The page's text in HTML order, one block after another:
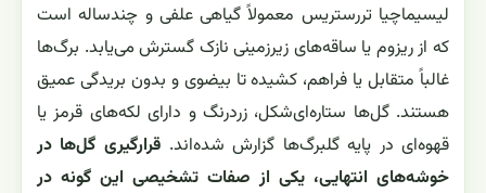
لیسیماچیا تررستریس معمولاً گیاهی علفی و چندساله است
که از ریزوم یا ساقه‌های زیرزمینی نازک گسترش می‌یابد. برگ‌ها
غالباً متقابل یا فراهم، کشیده تا بیضوی و بدون بریدگی عمیق
هستند. گل‌ها ستاره‌ای‌شکل، زردرنگ و دارای لکه‌های قرمز یا
قهوه‌ای در پایه گلبرگ‌ها گزارش شده‌اند. قرارگیری گل‌ها در
خوشه‌های انتهایی، یکی از صفات تشخیصی این گونه در